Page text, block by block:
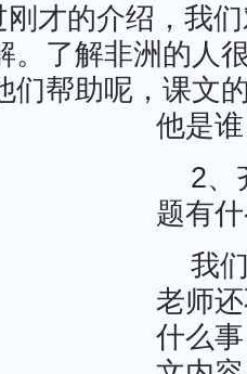
刚才的介绍，我
。了解非洲的人
们帮助呢，课文
他是
2、
题有
我
老师
什么